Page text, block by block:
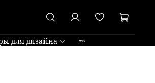
для дизайна